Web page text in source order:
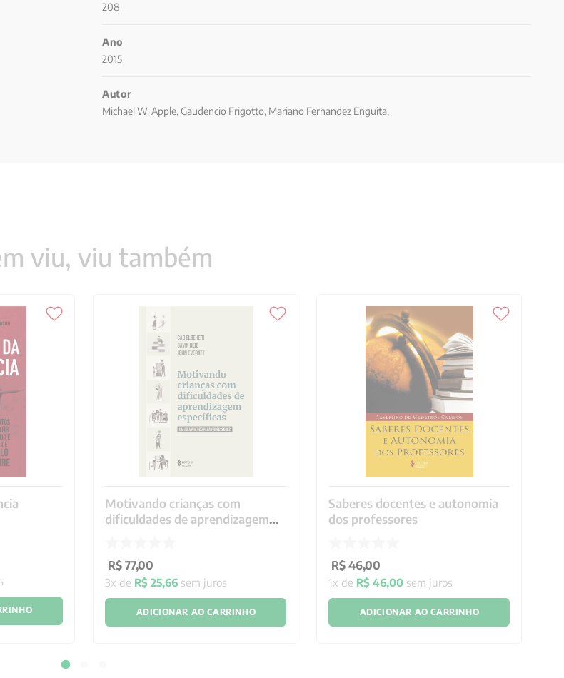
208
Ano
2015
Autor
Michael W. Apple, Gaudencio Frigotto, Mariano Fernandez Enguita,
viu, viu também
Motivando crianças com
dificuldades de aprendizagem
R$ 77,00
3x de R$ 25,66 sem juros
ADICIONAR AO CARRINHO
Saberes docentes e autonomia
dos professores
R$ 46,00
1x de R$ 46,00 sem juros
ADICIONAR AO CARRINHO